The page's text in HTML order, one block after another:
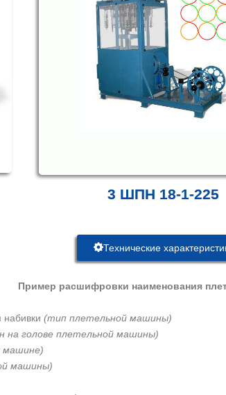
3 ШПН 18-1-225
Технические
Пример расшифровки наименования
(тип плетельной машины)
на голове плетельной машины)
машине)
машины)